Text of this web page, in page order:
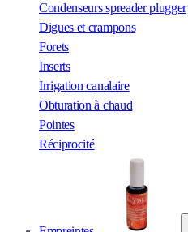
Condenseurs spreader plugger
Digues et crampons
Forets
Inserts
Irrigation canalaire
Obturation à chaud
Pointes
Réciprocité